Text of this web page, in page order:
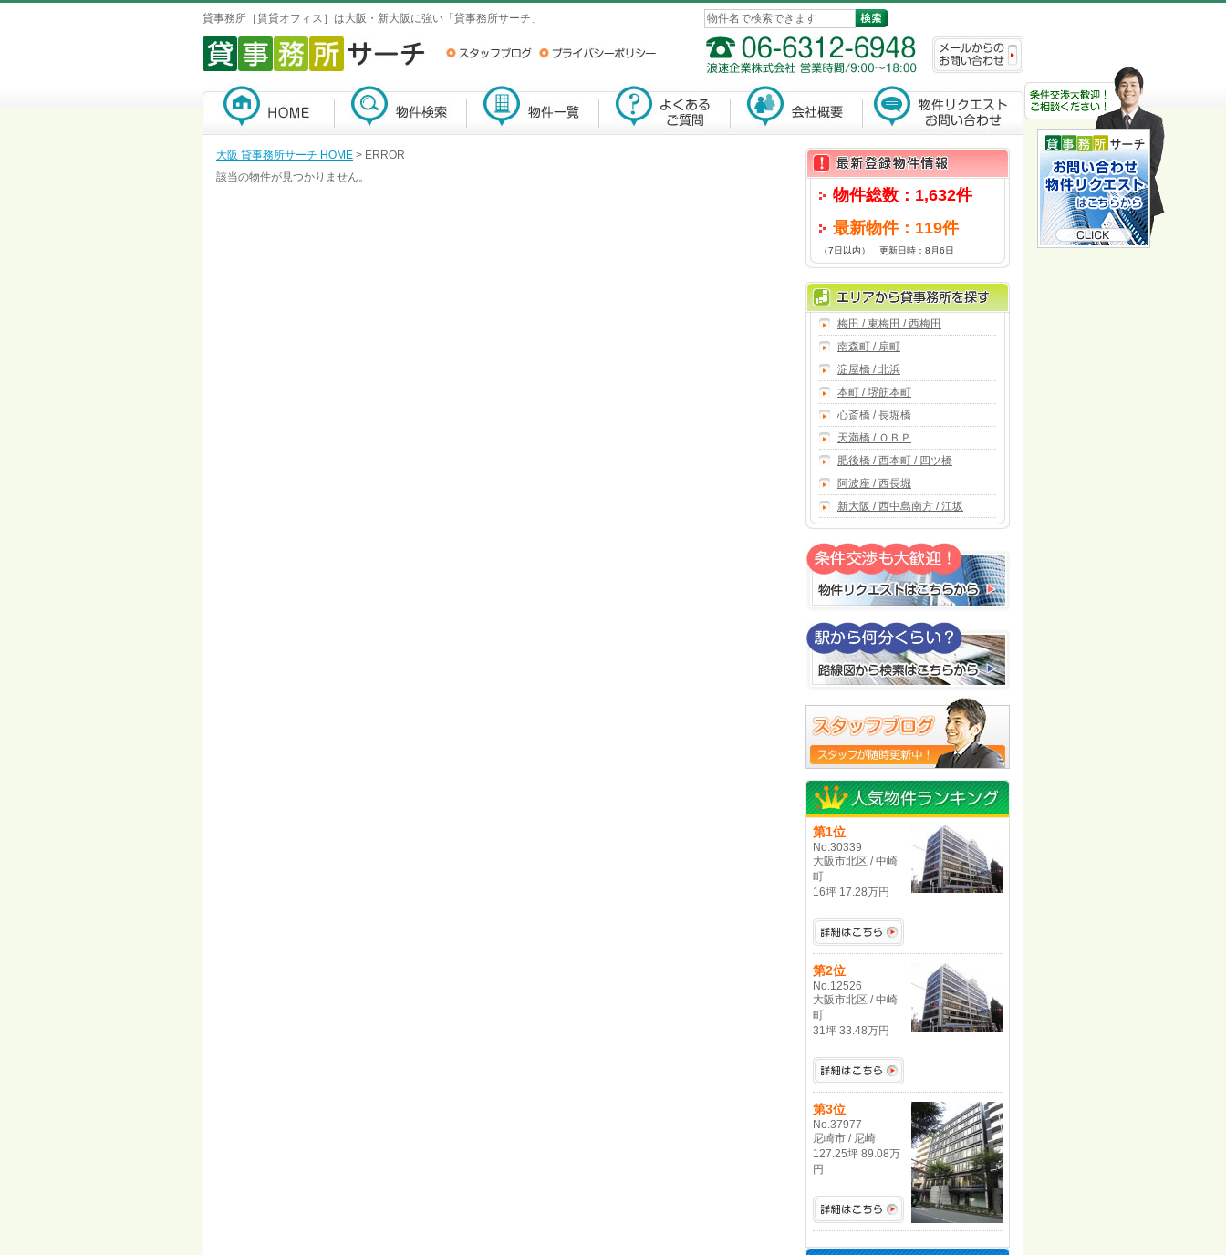
貸事務所［賃貸オフィス］は大阪・新大阪に強い「貸事務所サーチ」
大阪 貸事務所サーチ HOME > ERROR
該当の物件が見つかりません。
物件総数：1,632件
最新物件：119件
（7日以内） 更新日時：8月6日
梅田 / 東梅田 / 西梅田
南森町 / 扇町
淀屋橋 / 北浜
本町 / 堺筋本町
心斎橋 / 長堀橋
天満橋 / ＯＢＰ
肥後橋 / 西本町 / 四ツ橋
阿波座 / 西長堀
新大阪 / 西中島南方 / 江坂
第1位
No.30339
大阪市北区 / 中崎
町
16坪 17.28万円
第2位
No.12526
大阪市北区 / 中崎
町
31坪 33.48万円
第3位
No.37977
尼崎市 / 尼崎
127.25坪 89.08万
円